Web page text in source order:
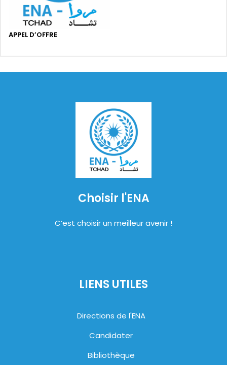
APPEL D’OFFRE
Choisir l'ENA
C’est choisir un meilleur avenir !
LIENS UTILES
Directions de l'ENA
Candidater
Bibliothèque